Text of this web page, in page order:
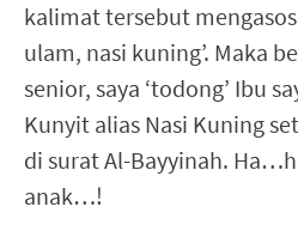
kalimat tersebut
ulam, nasi kuning’. Maka
senior, saya ‘todong’ Ibu
Kunyit alias Nasi Kuning
di surat Al-Bayyinah.
anak…!